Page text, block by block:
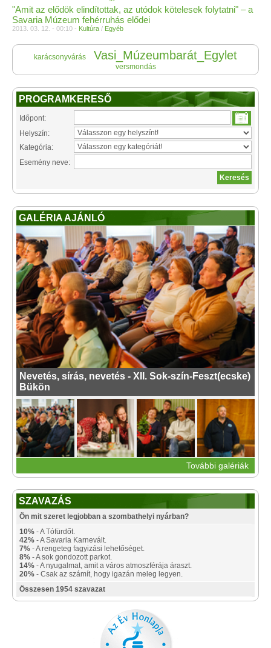
"Amit az elődök elindítottak, az utódok kötelesek folytatni" – a
Savaria Múzeum fehérruhás elődei
2013. 03. 12. - 00:10 - Kultúra / Egyéb
karácsonyvárás Vasi_Múzeumbarát_Egylet
versmondás
PROGRAMKERESŐ
Időpont:
Helyszín:
Kategória:
Esemény neve:
GALÉRIA AJÁNLÓ
Nevetés, sírás, nevetés - XII. Sok-szín-Feszt(ecske)
Bükön
További galériák
SZAVAZÁS
Ön mit szeret legjobban a szombathelyi nyárban?
10% - A Tófürdőt.
42% - A Savaria Karnevált.
7% - A rengeteg fagyizási lehetőséget.
8% - A sok gondozott parkot.
14% - A nyugalmat, amit a város atmoszférája áraszt.
20% - Csak az számít, hogy igazán meleg legyen.
Összesen 1954 szavazat